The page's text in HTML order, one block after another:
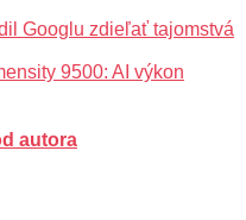
Googlu zdieľať tajomstvá
9500: AI výkon
autora